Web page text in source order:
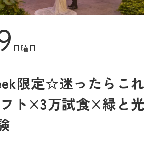
日曜日
限定☆迷ったらこれ
ト×3万試食×緑と光